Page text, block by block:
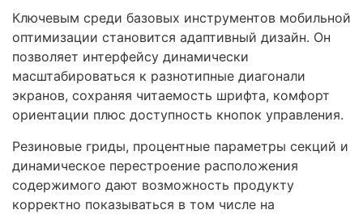
Ключевым среди базовых инструментов мобильной
оптимизации становится адаптивный дизайн. Он
позволяет интерфейсу динамически
масштабироваться к разнотипные диагонали
экранов, сохраняя читаемость шрифта, комфорт
ориентации плюс доступность кнопок управления.
Резиновые гриды, процентные параметры секций и
динамическое перестроение расположения
содержимого дают возможность продукту
корректно показываться в том числе на